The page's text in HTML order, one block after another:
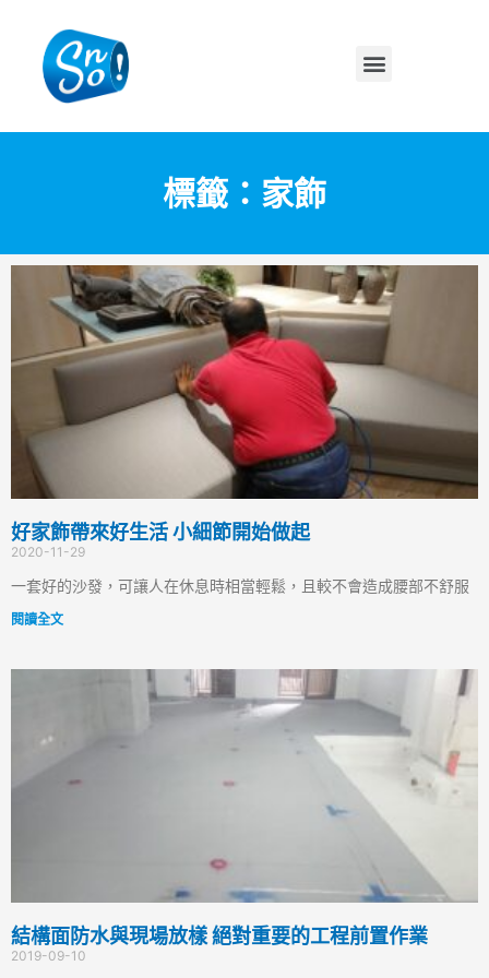
標籤：家飾
好家飾帶來好生活 小細節開始做起
2020-11-29
一套好的沙發，可讓人在休息時相當輕鬆，且較不會造成腰部不舒服
閱讀全文
結構面防水與現場放樣 絕對重要的工程前置作業
2019-09-10